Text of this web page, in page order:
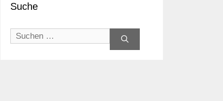
Suche
Suchen
nach: